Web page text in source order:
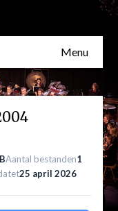
Menu
Aantal bestanden1
25 april 2026